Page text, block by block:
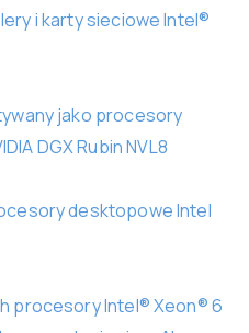
i karty sieciowe Intel®
jako procesory
DGX Rubin NVL8
desktopowe Intel
procesory Intel® Xeon® 6